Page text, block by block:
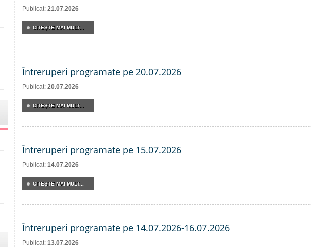
Publicat: 21.07.2026
CITEŞTE MAI MULT...
Întreruperi programate pe 20.07.2026
Publicat: 20.07.2026
CITEŞTE MAI MULT...
Întreruperi programate pe 15.07.2026
Publicat: 14.07.2026
CITEŞTE MAI MULT...
Întreruperi programate pe 14.07.2026-16.07.2026
Publicat: 13.07.2026